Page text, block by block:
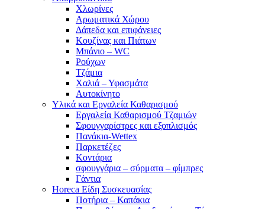
Χλωρίνες
Αρωματικά Χώρου
Δάπεδα και επιφάνειες
Κουζίνας και Πιάτων
Μπάνιο – WC
Ρούχων
Τζάμια
Χαλιά – Υφασμάτα
Αυτοκίνητο
Υλικά και Εργαλεία Καθαρισμού
Εργαλεία Καθαρισμού Τζαμιών
Σφουγγαρίστρες και εξοπλισμός
Πανάκια-Wettex
Παρκετέζες
Κοντάρια
σφουγγάρια – σύρματα – φίμπρες
Γάντια
Horeca Είδη Συσκευασίας
Ποτήρια – Καπάκια